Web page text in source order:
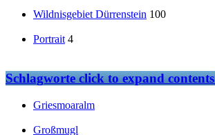
Wildnisgebiet Dürrenstein 100
Portrait 4
Schlagworteclick to expand contents
Griesmoaralm
Großmugl